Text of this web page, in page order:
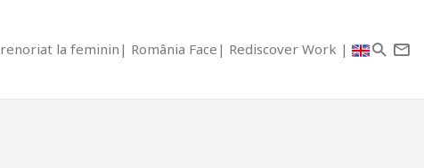
la feminin România Face Rediscover Work